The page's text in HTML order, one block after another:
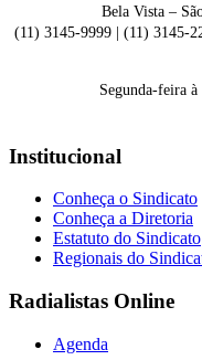
Bela Vista –
(11) 3145-9999 | (11) 3145-
Segunda-feira
Institucional
Conheça o Sindicato
Conheça a Diretoria
Estatuto do Sindicato
Regionais do
Radialistas Online
Agenda